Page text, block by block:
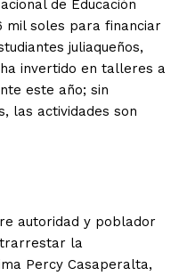
de Educación
mil soles para financiar
juliaqueños,
invertido en talleres a
este año; sin
las actividades son
autoridad y poblador
la
Percy Casaperalta,